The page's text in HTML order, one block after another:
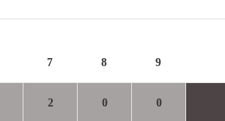
7 8 9
2 0 0